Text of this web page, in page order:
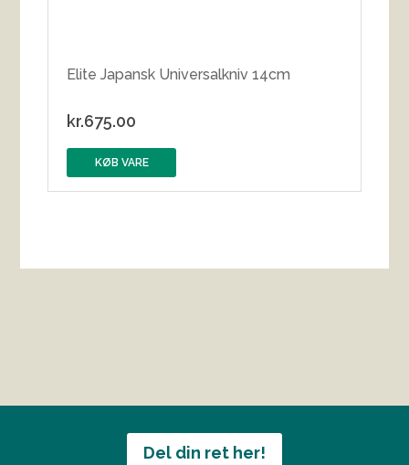
Elite Japansk Universalkniv 14cm
kr.675.00
KØB VARE
Del din ret her!